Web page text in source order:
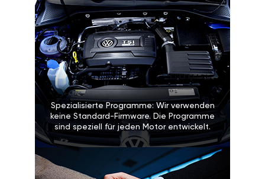
Spezialisierte Programme: Wir verwenden
keine Standard-Firmware. Die Programme
sind speziell für jeden Motor entwickelt.